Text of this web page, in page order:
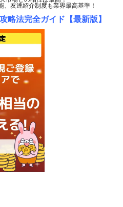
友達紹介制度も業界最高基準！
略法完全ガイド【最新版】